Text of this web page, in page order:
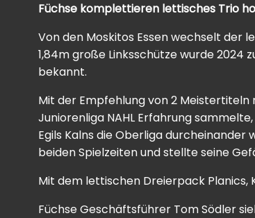
Füchse komplettieren lettisches Trio
Von den Moskitos Essen wechselt der
1,84m große Linksschütze wurde 2024
bekannt.
Mit der Empfehlung von 2
Juniorenliga NAHL Erfahrung
Egils Kalns die Oberliga
beiden Spielzeiten und stellte seine
Mit dem lettischen Dreierpack Planics,
Füchse Geschäftsführer Tom Södler